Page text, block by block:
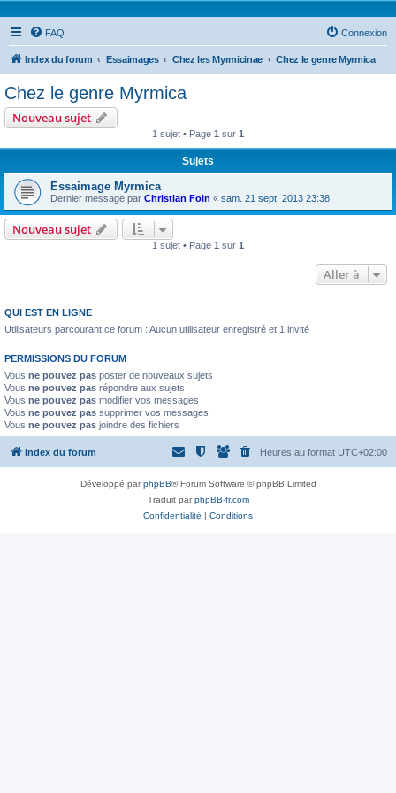
FAQ Connexion
Index du forum Essaimages Chez les Myrmicinae Chez le genre Myrmica
Chez le genre Myrmica
Nouveau sujet
1 sujet • Page 1 sur 1
Sujets
Essaimage Myrmica
Dernier message par Christian Foin « sam. 21 sept. 2013 23:38
Nouveau sujet
1 sujet • Page 1 sur 1
Aller à
QUI EST EN LIGNE
Utilisateurs parcourant ce forum : Aucun utilisateur enregistré et 1 invité
PERMISSIONS DU FORUM
Vous ne pouvez pas poster de nouveaux sujets
Vous ne pouvez pas répondre aux sujets
Vous ne pouvez pas modifier vos messages
Vous ne pouvez pas supprimer vos messages
Vous ne pouvez pas joindre des fichiers
Index du forum Heures au format UTC+02:00
Développé parphpBB® Forum Software © phpBB Limited
Traduit parphpBB-fr.com
Confidentialité | Conditions